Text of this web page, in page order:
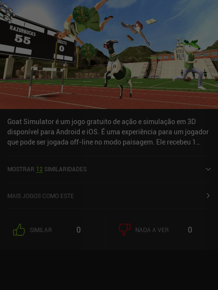
Goat Simulator é um jogo gratuito de ação e simulação em 3D
disponível para Android e iOS. É uma experiência para um jogador
que pode ser jogada off-line no modo paisagem. Ele recebeu 1
de 4,6 de 5,0 no Google Play e 4,7 de 5,0 na iOS App Store.
MOSTRAR 12 SIMILARIDADES
MAIS JOGOS COMO ESTE
SIMILAR 0 NADA A VER 0